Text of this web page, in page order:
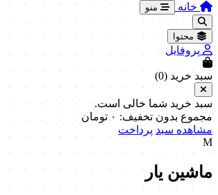
خانه منو
محتوا
پروفایل
سبد خرید (0
)
سبد خرید شما خالی است.
مجموع بدون تخفیف: ۰ تومان
مشاهده سبد پرداخت
M
ماشین یار